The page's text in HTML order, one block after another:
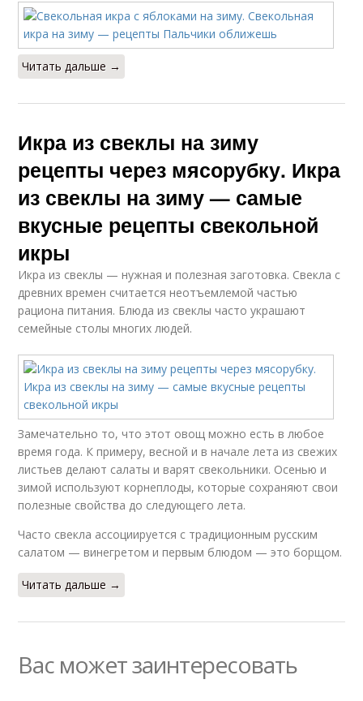
Читать дальше →
Икра из свеклы на зиму
рецепты через мясорубку. Икра
из свеклы на зиму — самые
вкусные рецепты свекольной
икры
Икра из свеклы — нужная и полезная заготовка. Свекла с
древних времен считается неотъемлемой частью
рациона питания. Блюда из свеклы часто украшают
семейные столы многих людей.
Замечательно то, что этот овощ можно есть в любое
время года. К примеру, весной и в начале лета из свежих
листьев делают салаты и варят свекольники. Осенью и
зимой используют корнеплоды, которые сохраняют свои
полезные свойства до следующего лета.
Часто свекла ассоциируется с традиционным русским
салатом — винегретом и первым блюдом — это борщом.
Читать дальше →
Вас может заинтересовать